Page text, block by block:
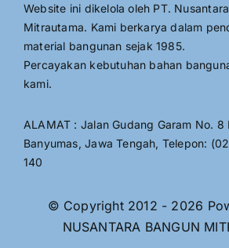
Website ini dikelola oleh PT.
Mitrautama. Kami berkarya dalam
material bangunan sejak 1985.
Percayakan kebutuhan bahan
kami.
ALAMAT : Jalan Gudang Garam No. 8
Banyumas, Jawa Tengah, Telepon:
140
© Copyright 2012 - 2026
NUSANTARA BANGUN